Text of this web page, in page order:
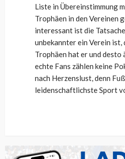
Liste in Übereinstimmung
Trophäen in den Vereinen
interessant ist die
unbekannter ein Verein ist,
Trophäen hat er und desto
echte Fans zählen keine
nach Herzenslust, denn
leidenschaftlichste Sport